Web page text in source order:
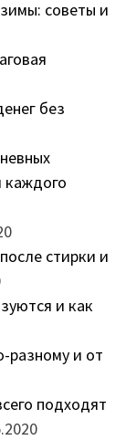
советы и
без
каждого
стирки и
и как
разному и от
подходят